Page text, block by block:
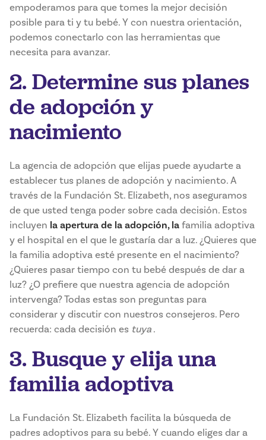
empoderamos para que tomes la mejor decisión
posible para ti y tu bebé. Y con nuestra orientación,
podemos conectarlo con las herramientas que
necesita para avanzar.
2. Determine sus planes
de adopción y
nacimiento
La agencia de adopción que elijas puede ayudarte a
establecer tus planes de adopción y nacimiento. A
través de la Fundación St. Elizabeth, nos aseguramos
de que usted tenga poder sobre cada decisión. Estos
incluyen la apertura de la adopción, lafamilia adoptiva
y el hospital en el que le gustaría dar a luz. ¿Quieres que
la familia adoptiva esté presente en el nacimiento?
¿Quieres pasar tiempo con tu bebé después de dar a
luz? ¿O prefiere que nuestra agencia de adopción
intervenga? Todas estas son preguntas para
considerar y discutir con nuestros consejeros. Pero
recuerda: cada decisión es tuya.
3. Busque y elija una
familia adoptiva
La Fundación St. Elizabeth facilita la búsqueda de
padres adoptivos para su bebé. Y cuando eliges dar a